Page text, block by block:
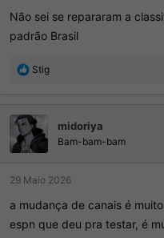
Não sei se repararam a
padrão Brasil
R
ç
õ
e
s
Stig
midoriya
Bam-bam-bam
29 Maio 2026
a mudança de canais é
espn que deu pra testar, é